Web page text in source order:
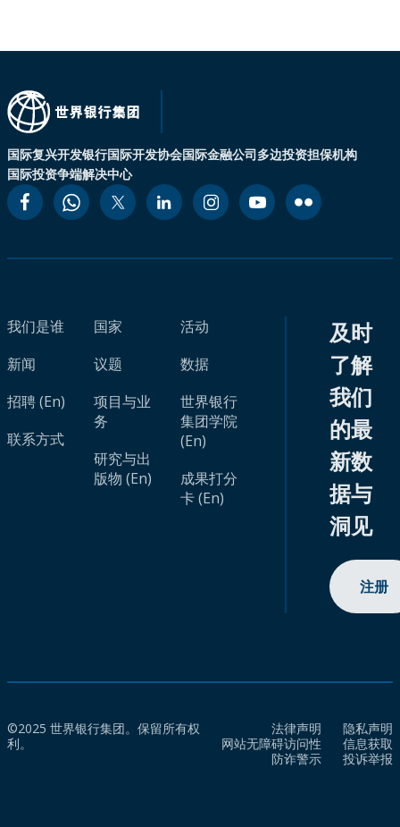
国际复兴开发银行国际开发协会国际金融公司多边投资担保机构
国际投资争端解决中心
我们是谁
新闻
招聘 (En)
联系方式
国家
议题
项目与业
务
研究与出
版物 (En)
活动
数据
世界银行
集团学院
(En)
成果打分
卡 (En)
及时
了解
我们
的最
新数
据与
洞见
注册
©2025 世界银行集团。保留所有权
利。
法律声明
隐私声明
网站无障碍访问性
信息获取
防诈警示
投诉举报